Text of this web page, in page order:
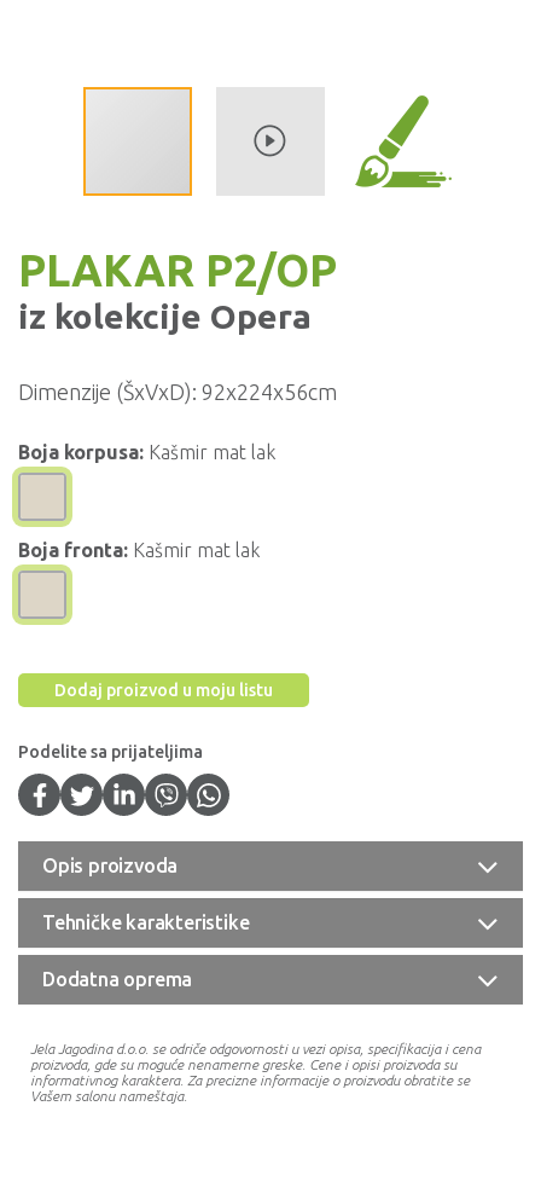
PLAKAR P2/OP
iz kolekcije Opera
Dimenzije (ŠxVxD): 92x224x56cm
Boja korpusa: Kašmir mat lak
Boja fronta: Kašmir mat lak
Dodaj proizvod u moju listu
Podelite sa prijateljima
Opis proizvoda
Tehničke karakteristike
Dodatna oprema
Jela Jagodina d.o.o. se odriče odgovornosti u vezi opisa, specifikacija i cena
proizvoda, gde su moguće nenamerne greske. Cene i opisi proizvoda su
informativnog karaktera. Za precizne informacije o proizvodu obratite se
Vašem salonu nameštaja.